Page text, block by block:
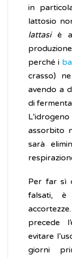
in
lattosio
lattasiè
perché i
crasso)
avendo a
di
assorbito
sarà
Per far sì
falsati, è
precede
evitare
giorni